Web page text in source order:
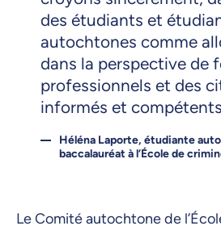
des étudiants et
autochtones comme
dans la perspective de
professionnels et des
informés et
Héléna Laporte, étudiante
baccalauréat à l’École de
Le Comité autochtone de